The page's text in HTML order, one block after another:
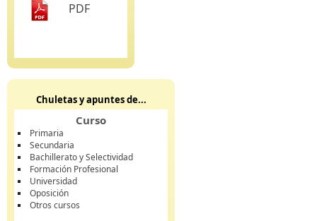
PDF
Chuletas y apuntes de...
Curso
Primaria
Secundaria
Bachillerato y Selectividad
Formación Profesional
Universidad
Oposición
Otros cursos